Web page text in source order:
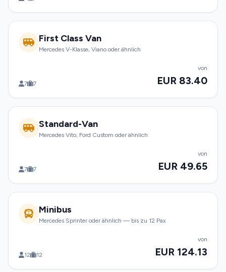
First Class Van
Mercedes V-Klasse, Viano oder ähnlich
7 7
von
EUR 83.40
Standard-Van
Mercedes Vito, Ford Custom oder ähnlich
7 7
von
EUR 49.65
Minibus
Mercedes Sprinter oder ähnlich — bis zu 12 Pax
12 12
von
EUR 124.13